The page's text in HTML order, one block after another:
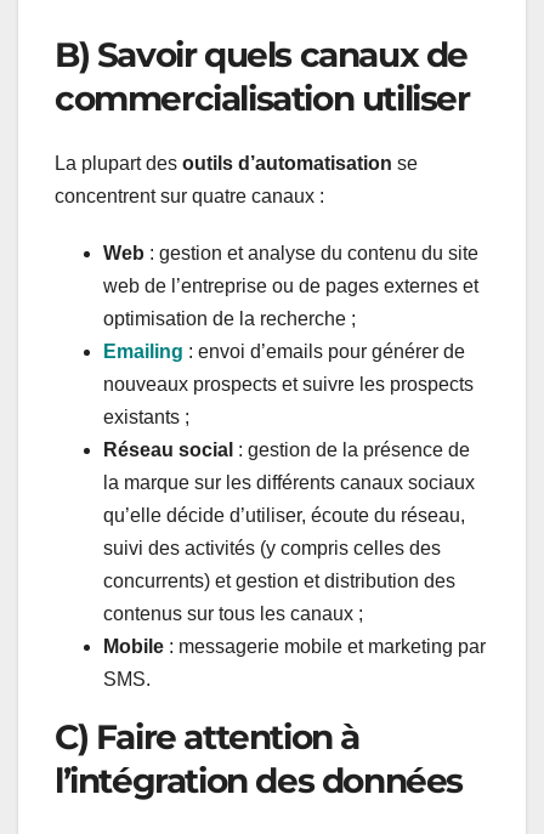
B) Savoir quels canaux de
commercialisation utiliser
La plupart des outils d’automatisation se
concentrent sur quatre canaux :
Web : gestion et analyse du contenu du site
web de l’entreprise ou de pages externes et
optimisation de la recherche ;
Emailing : envoi d’emails pour générer de
nouveaux prospects et suivre les prospects
existants ;
Réseau social : gestion de la présence de
la marque sur les différents canaux sociaux
qu’elle décide d’utiliser, écoute du réseau,
suivi des activités (y compris celles des
concurrents) et gestion et distribution des
contenus sur tous les canaux ;
Mobile : messagerie mobile et marketing par
SMS.
C) Faire attention à
l’intégration des données